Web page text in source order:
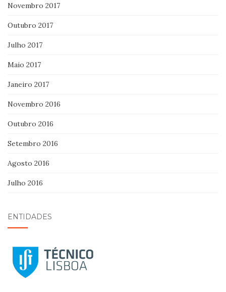
Novembro 2017
Outubro 2017
Julho 2017
Maio 2017
Janeiro 2017
Novembro 2016
Outubro 2016
Setembro 2016
Agosto 2016
Julho 2016
ENTIDADES